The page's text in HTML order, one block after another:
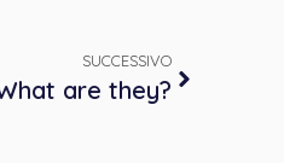
SUCCESSIVO
are they?